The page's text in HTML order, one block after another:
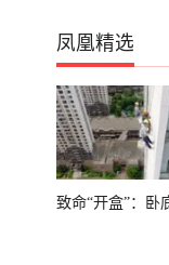
凤凰精选
致命“开盒”：卧
已结束